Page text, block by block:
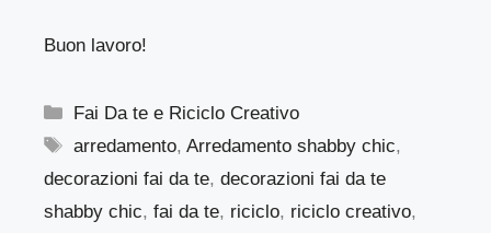
Buon lavoro!
Categorie
Fai Da te e Riciclo Creativo
Tag
arredamento,Arredamento shabby chic,
decorazioni fai da te, decorazioni fai da te
shabby chic, fai da te, riciclo, riciclo creativo,